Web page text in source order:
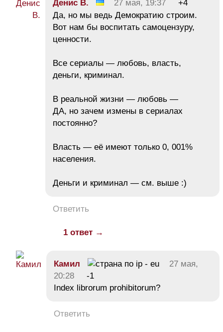
Денис В. 27 мая, 19:37
+4
Да, но мы ведь Демократию строим.
Вот нам бы воспитать самоцензуру,
ценности.
Все сериалы — любовь, власть,
деньги, криминал.
В реальной жизни — любовь —
ДА, но зачем измены в сериалах
постоянно?
Власть — её имеют только 0, 001%
населения.
Деньги и криминал — см. выше :)
Ответить
1 ответ →
Камил
27 мая,
20:28
-1
Index librorum prohibitorum?
Ответить